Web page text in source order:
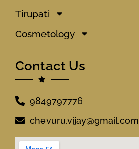
Tirupati
Cosmetology
Contact Us
9849797776
chevuru.vijay@gmail.com